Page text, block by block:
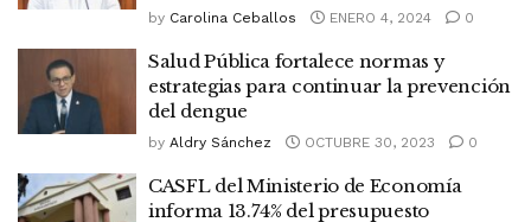
by Carolina Ceballos ENERO 4, 2024 0
Salud Pública fortalece normas y
estrategias para continuar la prevención
del dengue
by Aldry Sánchez OCTUBRE 30, 2023 0
CASFL del Ministerio de Economía
informa 13.74% del presupuesto